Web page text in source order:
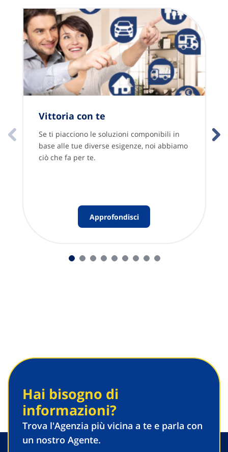
Vittoria con te
Se ti piacciono le soluzioni componibili in
base alle tue diverse esigenze, noi abbiamo
ciò che fa per te.
Approfondisci
Hai bisogno di
informazioni?
Trova l'Agenzia più vicina a te e parla con
un nostro Agente.